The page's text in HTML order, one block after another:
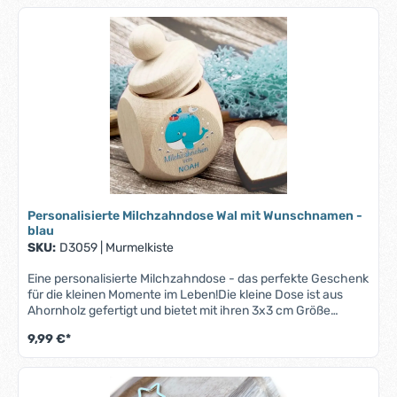
auf.Ob zur Taufe, zum Geburtstag oder einfach als kleine
Aufmerksamkeit – diese Milchzahndose ist eine zauberhafte
Geschenkidee, die Freude bereitet und Erinnerungen
bewahrt.Bitte beachte, dass bei längeren Namen der Druck
entsprechend kleiner ausfallen kann, um auf die Zahndose
Personalisierte Milchzahndose Wal mit Wunschnamen -
blau
SKU: D3059 Murmelkiste
Eine personalisierte Milchzahndose - das perfekte Geschenk
für die kleinen Momente im Leben!Die kleine Dose ist aus
Ahornholz gefertigt und bietet mit ihren 3x3 cm Größe
Deines Kindes. Der sichere Schraubverschluss bewahrt die
kleinen Schätze sicher auf.Ob zur Taufe, zum Geburtstag
oder einfach als kleine Aufmerksamkeit – diese
Milchzahndose ist eine zauberhafte Geschenkidee, die
9,99 €*